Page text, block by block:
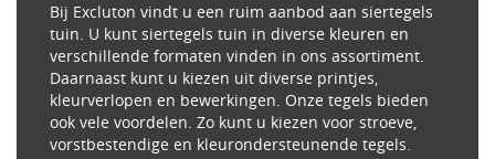
Bij Excluton vindt u een ruim aanbod aan siertegels
tuin. U kunt siertegels tuin in diverse kleuren en
verschillende formaten vinden in ons assortiment.
Daarnaast kunt u kiezen uit diverse printjes,
kleurverlopen en bewerkingen. Onze tegels bieden
ook vele voordelen. Zo kunt u kiezen voor stroeve,
vorstbestendige en kleurondersteunende tegels.